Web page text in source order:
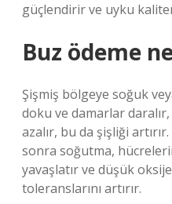
güçlendirir ve uyku
Buz ödeme
Şişmiş bölgeye soğuk
doku ve damarlar daralır,
azalır, bu da şişliği
sonra soğutma,
yavaşlatır ve düşük
toleranslarını artırır.